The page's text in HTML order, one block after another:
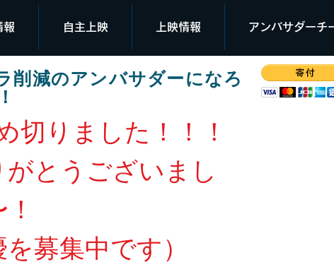
報 自主上映 上映情報 アンバサダーチ
削減のアンバサダーになろ
切りました！！！
とうございまし
募集中です）